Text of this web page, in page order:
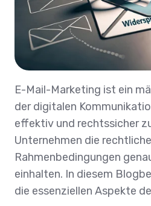
E-Mail-Marketing ist ein
der digitalen
effektiv und rechtssicher
Unternehmen die
Rahmenbedingungen
einhalten. In diesem
die essenziellen Aspekte